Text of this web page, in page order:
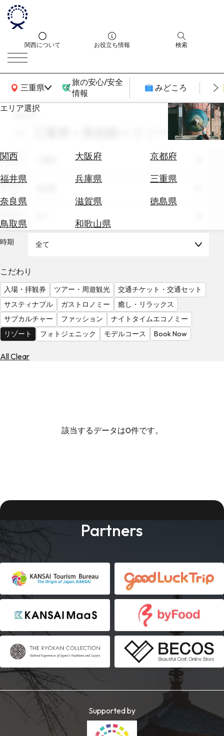
関西について お役立ち情報 検索
三重県
関西広域MAP
旅の安心/安全
情報
みどころ
エリア選択
関西 大阪府
京都府
福井県
兵庫県
三重県
奈良県
滋賀県
徳島県
鳥取県
和歌山県
エ
券
テ
を
調
べ
る
天
気
を
見
る
search
三重県 × 美術館 × リゾート
エリア
テーマ
時期 全て
こだわり
入場・拝観券 ツアー・周遊観光
交通チケット・交通セット
サスティナブル
ガストロノミー
癒し・リラックス
サブカルチャー
ファッション
ナイトタイムエコノミー
リゾート
フォトジェニック モデルコース Book Now
All Clear
該当するデータは0件です。
Partners
Supported by